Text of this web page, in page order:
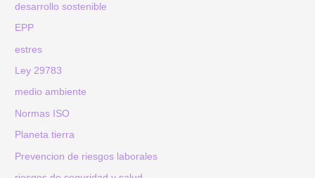
desarrollo sostenible
EPP
estres
Ley 29783
medio ambiente
Normas ISO
Planeta tierra
Prevencion de riesgos laborales